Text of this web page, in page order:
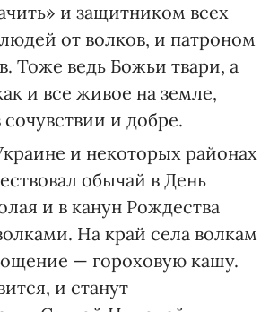
и защитником всех
от волков, и патроном
Тоже ведь Божьи твари, а
и все живое на земле,
и добре.
и некоторых районах
обычай в День
и в канун Рождества
На край села волкам
— гороховую кашу.
и станут